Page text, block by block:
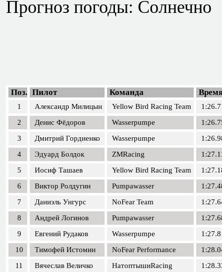
Прогноз погоды: Солнечно
Поз. Пилот Команда
1 Александр Милицын Yellow Bird Racing Team
2
Денис Фёдоров Wasserpumpe
3
Дмитрий Гордиенко Wasserpumpe
4
Эдуард Болдок ZMRacing
5
Иосиф Ташаев Yellow Bird Racing Team
6
Виктор Ролдугин Pumpawasser
7
Даниэль Унгурс NoFear Team
8
Андрей Логинов Pumpawasser
9
Евгений Рудаков Wasserpumpe
10
Тимофей Истомин NoFear Performance
11
Вячеслав Величко НатоптышиRacing